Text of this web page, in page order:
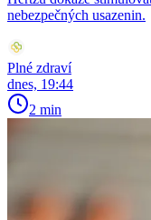
nebezpečných usazenin.
Plné zdraví
dnes, 19:44
2 min